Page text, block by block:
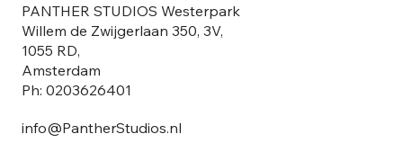
PANTHER STUDIOS Westerpark
Willem de Zwijgerlaan 350, 3V,
1055 RD,
Amsterdam
Ph: 0203626401
info@PantherStudios.nl